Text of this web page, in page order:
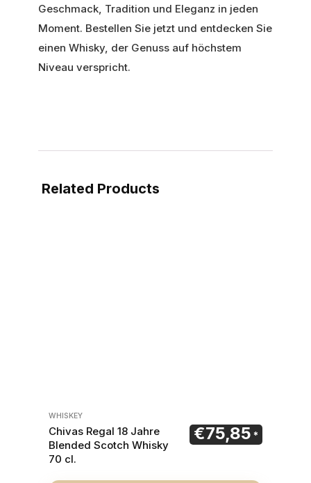
Geschmack, Tradition und Eleganz in jeden
Moment. Bestellen Sie jetzt und entdecken Sie
einen Whisky, der Genuss auf höchstem
Niveau verspricht.
Related Products
WHISKEY
Chivas Regal 18 Jahre
Blended Scotch Whisky
70 cl.
€75,85